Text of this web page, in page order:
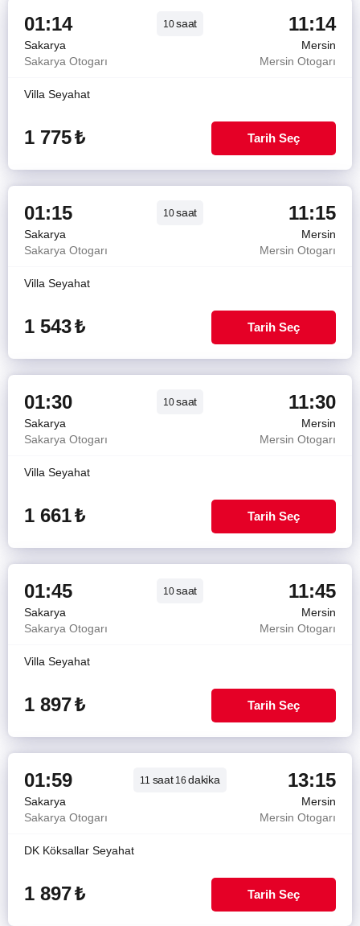
01:14 10saat 11:14
Sakarya
Mersin
Sakarya Otogarı
Mersin Otogarı
Villa Seyahat
1 775₺ Tarih Seç
01:15 10saat 11:15
Sakarya
Mersin
Sakarya Otogarı
Mersin Otogarı
Villa Seyahat
1 543₺ Tarih Seç
01:30 10saat 11:30
Sakarya
Mersin
Sakarya Otogarı
Mersin Otogarı
Villa Seyahat
1 661₺ Tarih Seç
01:45 10saat 11:45
Sakarya
Mersin
Sakarya Otogarı
Mersin Otogarı
Villa Seyahat
1 897₺ Tarih Seç
01:59 11 saat16dakika 13:15
Sakarya
Mersin
Sakarya Otogarı
Mersin Otogarı
DK Köksallar Seyahat
1 897₺ Tarih Seç